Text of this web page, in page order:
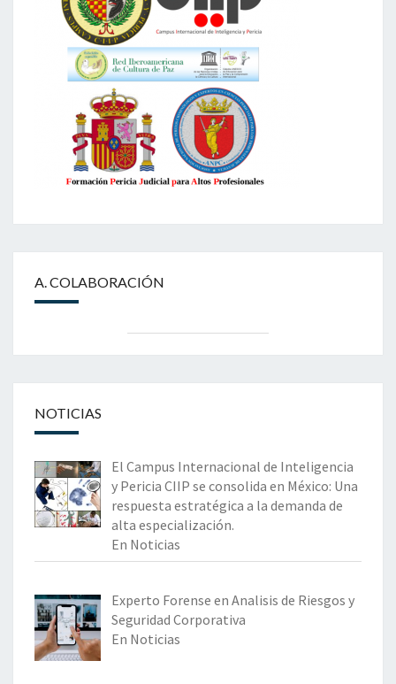
A. COLABORACIÓN
NOTICIAS
El Campus Internacional de Inteligencia
y Pericia CIIP se consolida en México: Una
respuesta estratégica a la demanda de
alta especialización.
En Noticias
Experto Forense en Analisis de Riesgos y
Seguridad Corporativa
En Noticias